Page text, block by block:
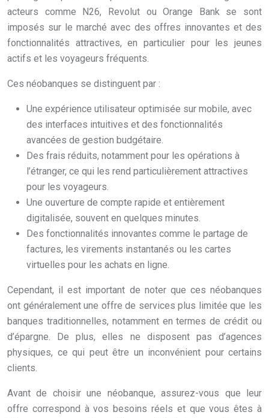
acteurs comme N26, Revolut ou Orange Bank se sont
imposés sur le marché avec des offres innovantes et des
fonctionnalités attractives, en particulier pour les jeunes
actifs et les voyageurs fréquents.
Ces néobanques se distinguent par :
Une expérience utilisateur optimisée sur mobile, avec
des interfaces intuitives et des fonctionnalités
avancées de gestion budgétaire.
Des frais réduits, notamment pour les opérations à
l’étranger, ce qui les rend particulièrement attractives
pour les voyageurs.
Une ouverture de compte rapide et entièrement
digitalisée, souvent en quelques minutes.
Des fonctionnalités innovantes comme le partage de
factures, les virements instantanés ou les cartes
virtuelles pour les achats en ligne.
Cependant, il est important de noter que ces néobanques
ont généralement une offre de services plus limitée que les
banques traditionnelles, notamment en termes de crédit ou
d’épargne. De plus, elles ne disposent pas d’agences
physiques, ce qui peut être un inconvénient pour certains
clients.
Avant de choisir une néobanque, assurez-vous que leur
offre correspond à vos besoins réels et que vous êtes à